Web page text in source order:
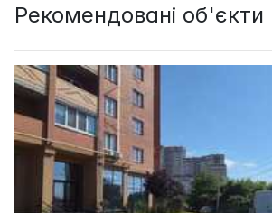
Рекомендовані об'єкти